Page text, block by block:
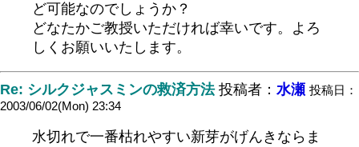
ど可能なのでしょうか？
どなたかご教授いただければ幸いです。よろ
しくお願いいたします。
Re: シルクジャスミンの救済方法投稿者： 水瀬 投稿日：
2003/06/02(Mon) 23:34
水切れで一番枯れやすい新芽がげんきならま